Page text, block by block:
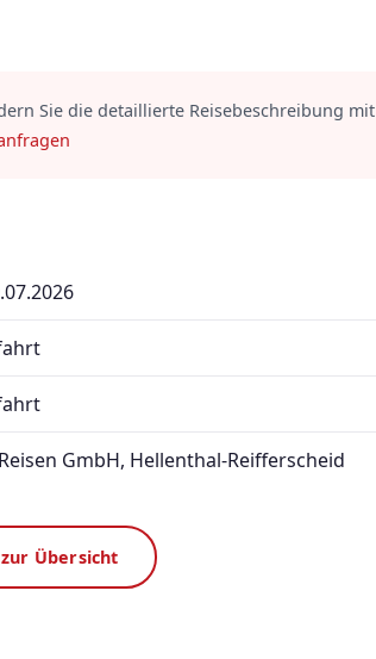
Sie die detaillierte Reisebeschreibung mit
GmbH, Hellenthal-Reifferscheid
Übersicht